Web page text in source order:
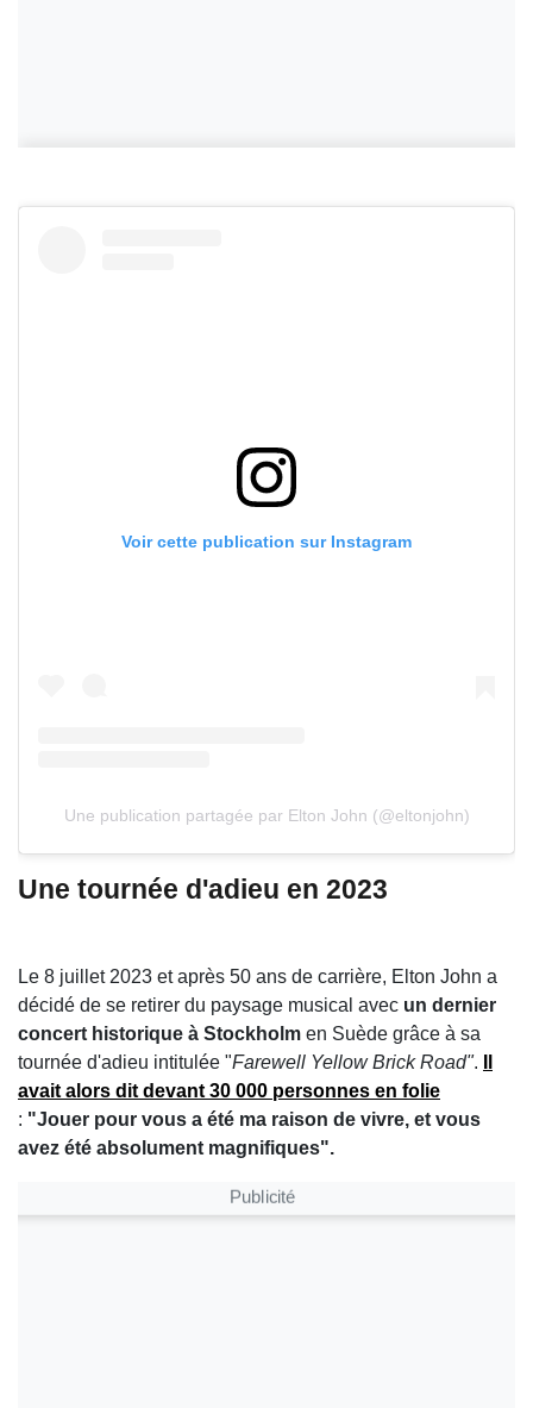
Voir cette publication sur Instagram
Une publication partagée par Elton John (@eltonjohn)
Une tournée d'adieu en 2023
Le 8 juillet 2023 et après 50 ans de carrière, Elton John a
décidé de se retirer du paysage musical avec un dernier
concert historique à Stockholm en Suède grâce à sa
tournée d'adieu intitulée "Farewell Yellow Brick Road".
avait alors dit devant 30 000 personnes en folie
: "Jouer pour vous a été ma raison de vivre, et vous
avez été absolument magnifiques".
Publicité